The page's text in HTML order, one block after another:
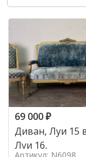
69 000₽
Диван, Луи 15
Луи 16,